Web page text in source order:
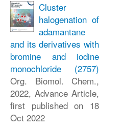
Cluster
halogenation of
adamantane
and its derivatives with
bromine and iodine
monochloride (2757)
Org. Biomol. Chem.,
2022, Advance Article,
first published on 18
Oct 2022